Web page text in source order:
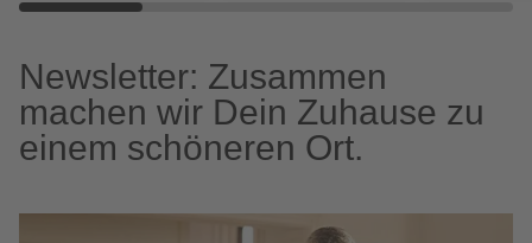
Newsletter: Zusammen
machen wir Dein Zuhause zu
einem schöneren Ort.